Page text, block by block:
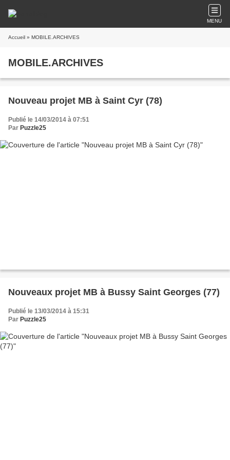
MENU
Accueil » MOBILE.ARCHIVES
MOBILE.ARCHIVES
Nouveau projet MB à Saint Cyr (78)
Publié le 14/03/2014 à 07:51
Par Puzzle25
Nouveaux projet MB à Bussy Saint Georges (77)
Publié le 13/03/2014 à 15:31
Par Puzzle25